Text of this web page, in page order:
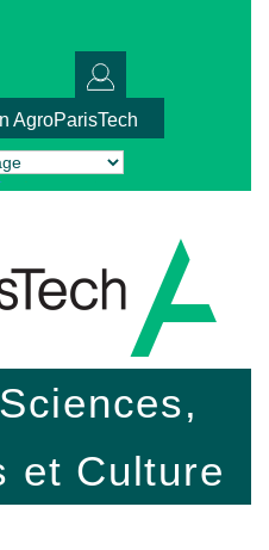
AgroParisTech
Translate
et Culture